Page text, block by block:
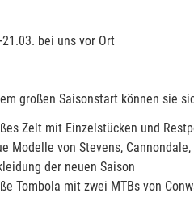
bei uns vor Ort
großen Saisonstart können sie
Zelt mit Einzelstücken und
Modelle von Stevens,
der neuen Saison
Tombola mit zwei MTBs von